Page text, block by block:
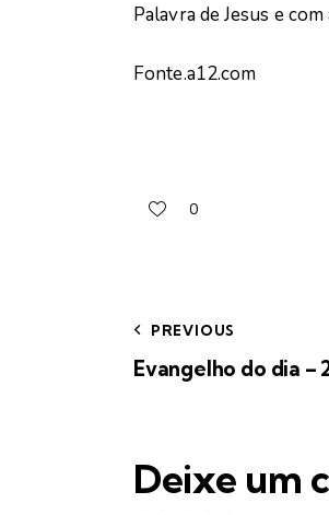
Palavra de Jesus e
Fonte.a12.com
0
PREVIOUS
Evangelho do dia –
Deixe um